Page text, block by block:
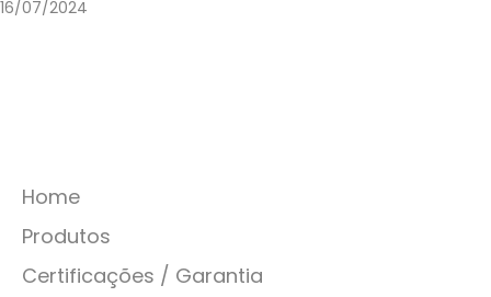
16/07/2024
Home
Produtos
Certificações / Garantia